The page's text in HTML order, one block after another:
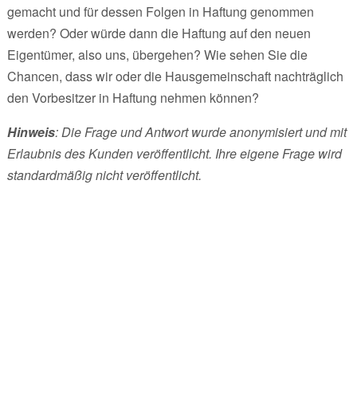
gemacht und für dessen Folgen in Haftung genommen
werden? Oder würde dann die Haftung auf den neuen
Eigentümer, also uns, übergehen? Wie sehen Sie die
Chancen, dass wir oder die Hausgemeinschaft nachträglich
den Vorbesitzer in Haftung nehmen können?
Hinweis: Die Frage und Antwort wurde anonymisiert und mit
Erlaubnis des Kunden veröffentlicht. Ihre eigene Frage wird
standardmäßig nicht veröffentlicht.